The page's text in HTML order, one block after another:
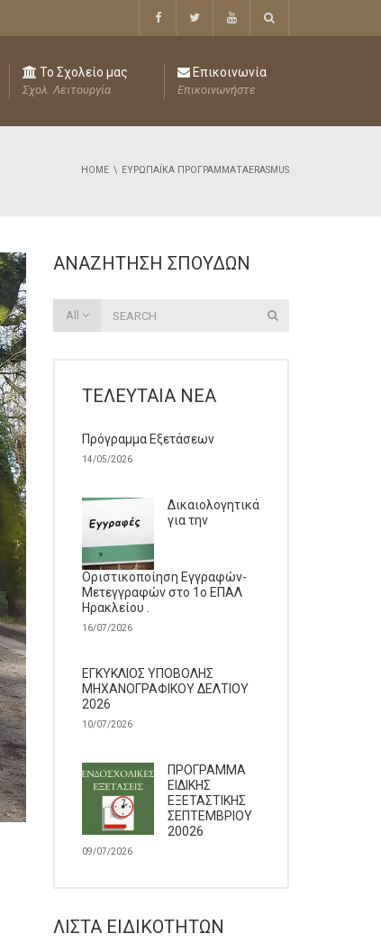
Το Σχολείο μας
Σχολ. Λειτουργία
Επικοινωνία
Επικοινωνήστε
HOME ΕΥΡΩΠΑΪΚΆ ΠΡΟΓΡΆΜΜΑΤΑERASMUS
ΑΝΑΖΉΤΗΣΗ ΣΠΟΥΔΏΝ
All
ΤΕΛΕΥΤΑΊΑ ΝΈΑ
Πρόγραμμα Εξετάσεων
14/05/2026
Δικαιολογητικά
για την
Οριστικοποίηση Εγγραφών-
Μετεγγραφών στο 1ο ΕΠΑΛ
Ηρακλείου .
16/07/2026
ΕΓΚΥΚΛΙΟΣ ΥΠΟΒΟΛΗΣ
ΜΗΧΑΝΟΓΡΑΦΙΚΟΥ ΔΕΛΤΙΟΥ
2026
10/07/2026
ΠΡΟΓΡΑΜΜΑ
ΕΙΔΙΚΗΣ
ΕΞΕΤΑΣΤΙΚΗΣ
ΣΕΠΤΕΜΒΡΙΟΥ
20026
09/07/2026
ΛΊΣΤΑ ΕΙΔΙΚΟΤΉΤΩΝ